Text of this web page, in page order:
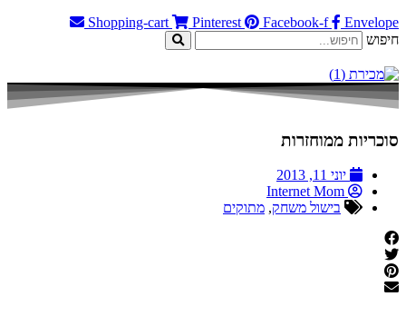
Shopping-cart
Pinterest Facebook-f
Envelope
חיפוש
סוכריות ממוחזרות
יוני 11, 2013
Internet Mom
בישול משחק, מתוקים